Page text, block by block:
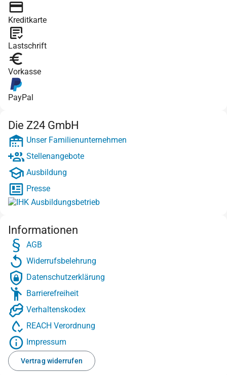
Kreditkarte
Lastschrift
Vorkasse
PayPal
Die Z24 GmbH
Unser Familienunternehmen
Stellenangebote
Ausbildung
Presse
Informationen
AGB
Widerrufsbelehrung
Datenschutzerklärung
Barrierefreiheit
Verhaltenskodex
REACH Verordnung
Impressum
Vertrag widerrufen